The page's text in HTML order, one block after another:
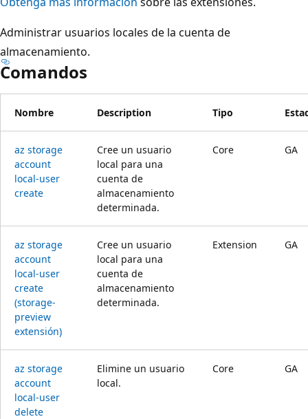
Administrar usuarios locales de la cuenta de
almacenamiento.
Comandos
Nombre Description Tipo
az storage
account
local-user
create
Cree un usuario
local para una
cuenta de
almacenamiento
determinada.
Core GA
az storage
account
local-user
create
(storage-
preview
extensión)
Cree un usuario
local para una
cuenta de
almacenamiento
determinada.
Extension GA
az storage
account
local-user
delete
Elimine un usuario
local.
Core GA